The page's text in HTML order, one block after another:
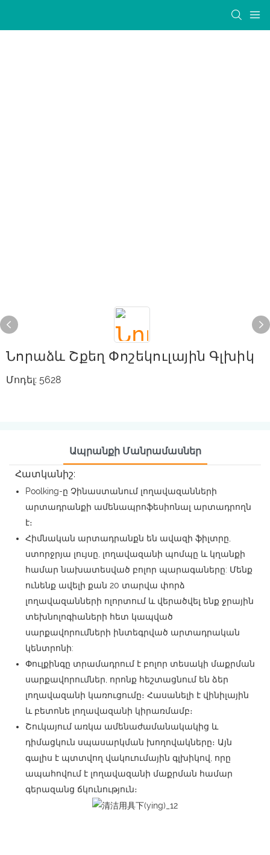
Նորաձև Շքեղ Փոշեկուլային Գլխիկ
Մոդել: 5628
Ապրանքի Մանրամասներ
Հատկանիշ:
Poolking-ը Չինաստանում լողավազանների
արտադրանքի ամենապրոֆեսիոնալ արտադրողն
է։
Հիմնական արտադրանքն են ավազի ֆիլտրը,
ստորջրյա լույսը, լողավազանի պոմպը և կղանքի
համար նախատեսված բոլոր պարագաները: Մենք
ունենք ավելի քան 20 տարվա փորձ
լողավազանների ոլորտում և վերածվել ենք ջրային
տեխնոլոգիաների հետ կապված
սարքավորումների ինտեգրված արտադրական
կենտրոնի:
Փուլքինգը տրամադրում է բոլոր տեսակի մաքրման
սարքավորումներ, որոնք հեշտացնում են ձեր
լողավազանի կառուցումը։ Հասանելի է վինիլային
և բետոնե լողավազանի կիրառմամբ։
Շուկայում առկա ամենաժամանակակից և
դիմացկուն սպասարկման խողովակները։ Այն
գալիս է պտտվող վակուումային գլխիկով, որը
ապահովում է լողավազանի մաքրման համար
գերազանց ճկունություն։